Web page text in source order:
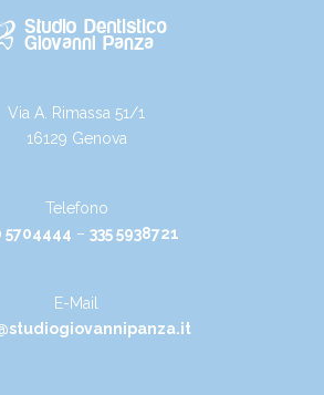
Via A. Rimassa 51/1
16129 Genova
Telefono
5704444 – 335 5938721
E-Mail